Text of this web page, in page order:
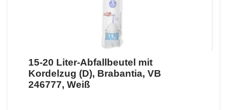
15-20 Liter-Abfallbeutel mit
Kordelzug (D), Brabantia, VB
246777, Weiß